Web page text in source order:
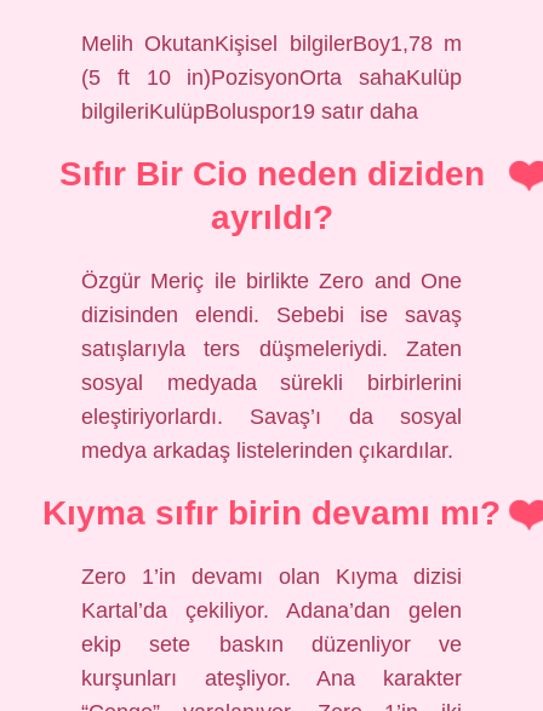
Melih OkutanKişisel bilgilerBoy1,78 m
(5 ft 10 in)PozisyonOrta sahaKulüp
bilgileriKulüpBoluspor19 satır daha
Sıfır Bir Cio neden diziden
ayrıldı?
Özgür Meriç ile birlikte Zero and One
dizisinden elendi. Sebebi ise savaş
satışlarıyla ters düşmeleriydi. Zaten
sosyal medyada sürekli birbirlerini
eleştiriyorlardı. Savaş’ı da sosyal
medya arkadaş listelerinden çıkardılar.
Kıyma sıfır birin devamı mı?
Zero 1’in devamı olan Kıyma dizisi
Kartal’da çekiliyor. Adana’dan gelen
ekip sete baskın düzenliyor ve
kurşunları ateşliyor. Ana karakter